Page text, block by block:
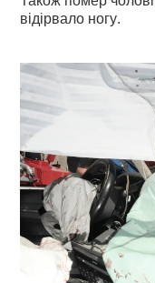
відірвало ногу.